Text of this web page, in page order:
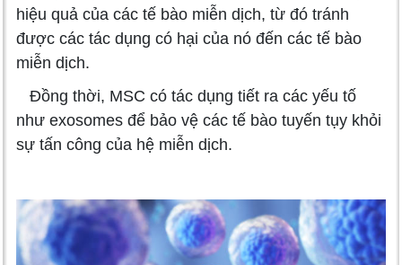
hiệu quả của các tế bào miễn dịch, từ đó tránh
được các tác dụng có hại của nó đến các tế bào
miễn dịch.
Đồng thời, MSC có tác dụng tiết ra các yếu tố
như exosomes để bảo vệ các tế bào tuyến tụy khỏi
sự tấn công của hệ miễn dịch.